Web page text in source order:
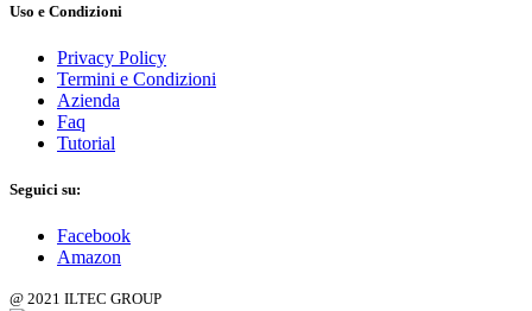
Uso e Condizioni
Privacy Policy
Termini e Condizioni
Azienda
Faq
Tutorial
Seguici su:
Facebook
Amazon
@ 2021 ILTEC GROUP